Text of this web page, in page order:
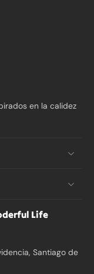
en la calidez
Life
Santiago de